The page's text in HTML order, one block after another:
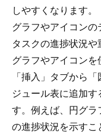
しやすくなります。
グラフやアイコンの
タスクの進捗状況や
グラフやアイコン
「挿入」タブから
ジュール表に追加
す。例えば、円グラ
の進捗状況を示す